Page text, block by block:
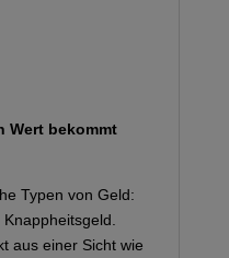
Wert bekommt
Typen von Geld:
aus einer Sicht wie